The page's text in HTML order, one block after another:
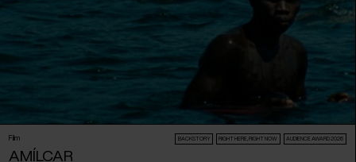
Film BACKSTORY RIGHT HERE, RIGHT NOW AUDIENCE AWARD 2026
AMÍLCAR